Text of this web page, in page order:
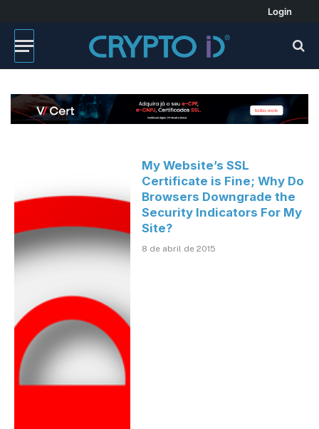
Login
My Website’s SSL
Certificate is Fine; Why Do
Browsers Downgrade the
Security Indicators For My
Site?
8 de abril de 2015